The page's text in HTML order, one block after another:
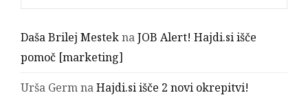
Daša Brilej MesteknaJOB Alert! Hajdi.si išče
pomoč [marketing]
Urša GermnaHajdi.si išče 2 novi okrepitvi!